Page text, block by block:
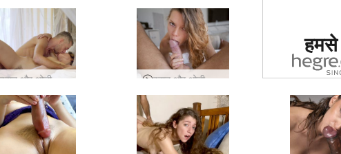
इवान और ओली यौन उपचार
दुनिया में
साइट का